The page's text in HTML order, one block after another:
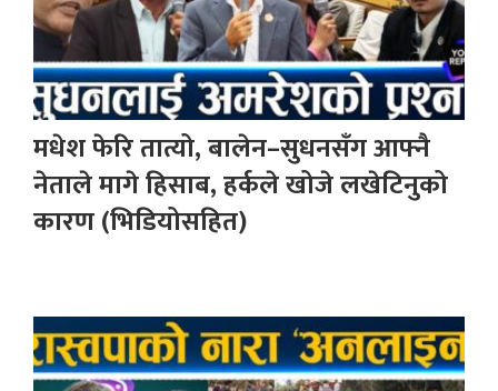
मधेश फेरि तात्यो, बालेन–सुधनसँग आफ्नै
नेताले मागे हिसाब, हर्कले खोजे लखेटिनुको
कारण (भिडियोसहित)